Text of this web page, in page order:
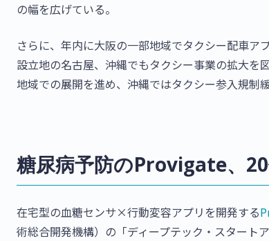
の幅を広げている。
さらに、年内に大阪の一部地域でタクシー配車ア
設立地の名古屋、沖縄でもタクシー事業の拡大を
地域での展開を進め、沖縄ではタクシー参入規制
糖尿病予防のProvigate、
在宅型の血糖センサ×行動変容アプリを開発する
術総合開発機構）の「ディープテック・スタート